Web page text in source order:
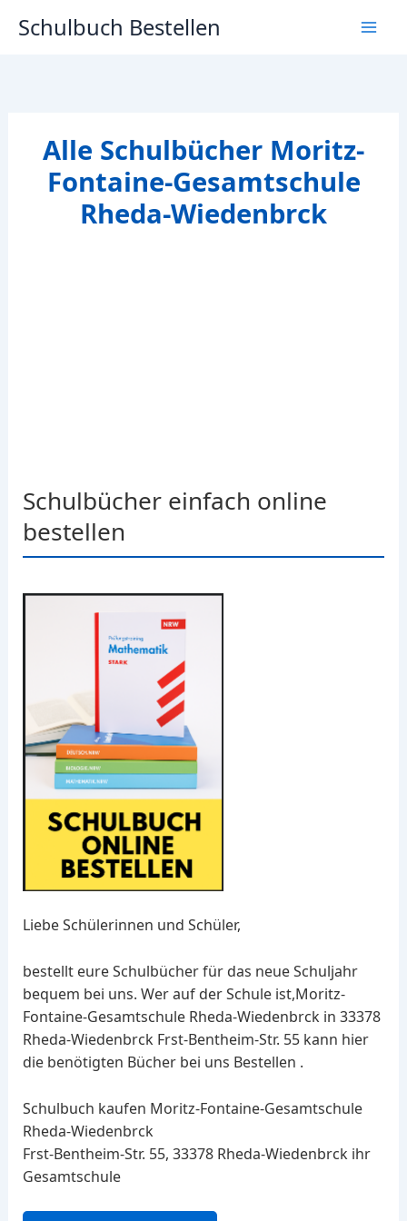
InhaltSchulbuch Bestellen
Alle Schulbücher Moritz-
Fontaine-Gesamtschule
Rheda-Wiedenbrck
Schulbücher einfach online
bestellen
Liebe Schülerinnen und Schüler,
bestellt eure Schulbücher für das neue Schuljahr
bequem bei uns. Wer auf der Schule ist,Moritz-
Fontaine-Gesamtschule Rheda-Wiedenbrck in 33378
Rheda-Wiedenbrck Frst-Bentheim-Str. 55 kann hier
die benötigten Bücher bei uns Bestellen .
Schulbuch kaufen Moritz-Fontaine-Gesamtschule
Rheda-Wiedenbrck
Frst-Bentheim-Str. 55, 33378 Rheda-Wiedenbrck ihr
Gesamtschule